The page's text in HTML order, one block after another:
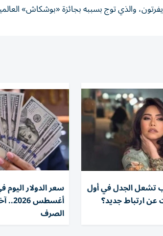
والذي توج بسببه بجائزة «بوشكاش»
تشعل الجدل في أول
ارتباط جديد؟
الصرف